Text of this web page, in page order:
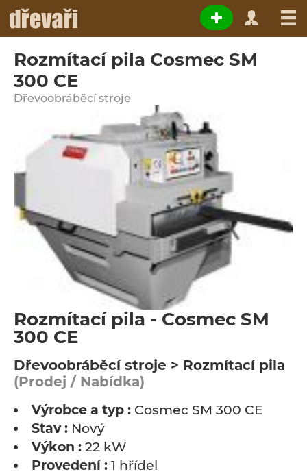
Rozmítací pila Cosmec SM
300 CE
Dřevoobráběcí stroje
Rozmítací pila - Cosmec SM
300 CE
Dřevoobráběcí stroje > Rozmítací pila
(Prodej / Nabídka)
Výrobce a typ : Cosmec SM 300 CE
Stav : Nový
Výkon : 22 kW
Provedení : 1 hřídel